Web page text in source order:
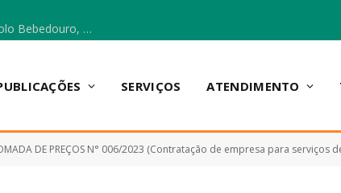
Escola Municipal Vicentina Vieira dos Santos, no Polo Bebedouro, recebeu materiais para a implantação do Cantinho da Leitura e da Sala Multidisciplinar.
SERVIÇOS ATENDIMENTO
DE PREÇOS N° 006/2023 (Contratação de empresa para serviços de reforma e